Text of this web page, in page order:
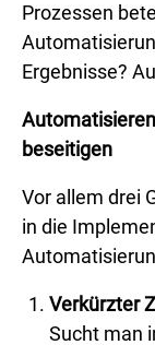
Prozessen
Ergebnisse?
beseitigen
Vor allem drei
in die
Verkürzter
Sucht man